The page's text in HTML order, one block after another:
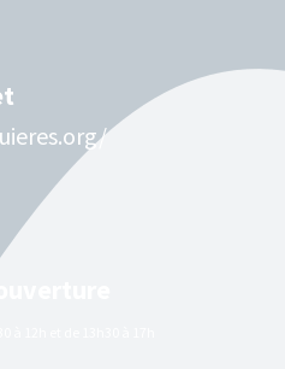
12h et de 13h30 à 17h